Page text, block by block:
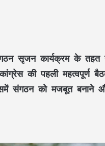
सृजन कार्यक्रम के
की पहली महत्वपूर्ण
को मजबूत बनाने और